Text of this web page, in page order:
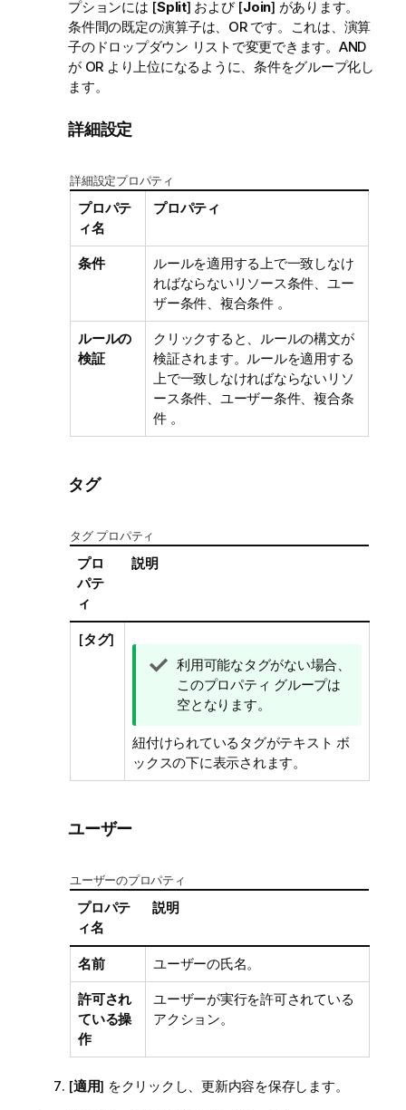
プションには [Split] および [Join] があります。
条件間の既定の演算子は、OR です。これは、演算
子のドロップダウン リストで変更できます。AND
が OR より上位になるように、条件をグループ化し
ます。
詳細設定
詳細設定プロパティ
プロパテ
ィ名
プロパティ
条件
ルールを適用する上で一致しなけ
ればならないリソース条件、ユー
ザー条件、複合条件 。
ルールの
検証
クリックすると、ルールの構文が
検証されます。ルールを適用する
上で一致しなければならないリソ
ース条件、ユーザー条件、複合条
件 。
タグ
タグ プロパティ
プロ
パテ
ィ
説明
[タグ]
ヒ
ン
ト
モ
利用可能なタグがない場合、
このプロパティ グループは
空となります。
紐付けられているタグがテキスト ボ
ックスの下に表示されます。
ユーザー
ユーザーのプロパティ
プロパテ
ィ名
説明
名前 ユーザーの氏名。
許可され
ている操
作
ユーザーが実行を許可されている
アクション。
[適用] をクリックし、更新内容を保存します。